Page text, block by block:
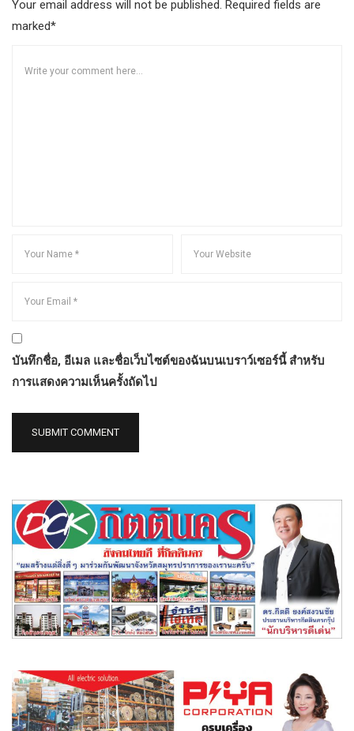
Your email address will not be published. Required fields are
marked*
บันทึกชื่อ, อีเมล และชื่อเว็บไซต์ของฉันบนเบราว์เซอร์นี้ สำหรับ
การแสดงความเห็นครั้งถัดไป